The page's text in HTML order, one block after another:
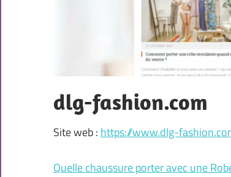
dlg-fashion.com
Site web : https://www.dlg-
Quelle chaussure porter avec une